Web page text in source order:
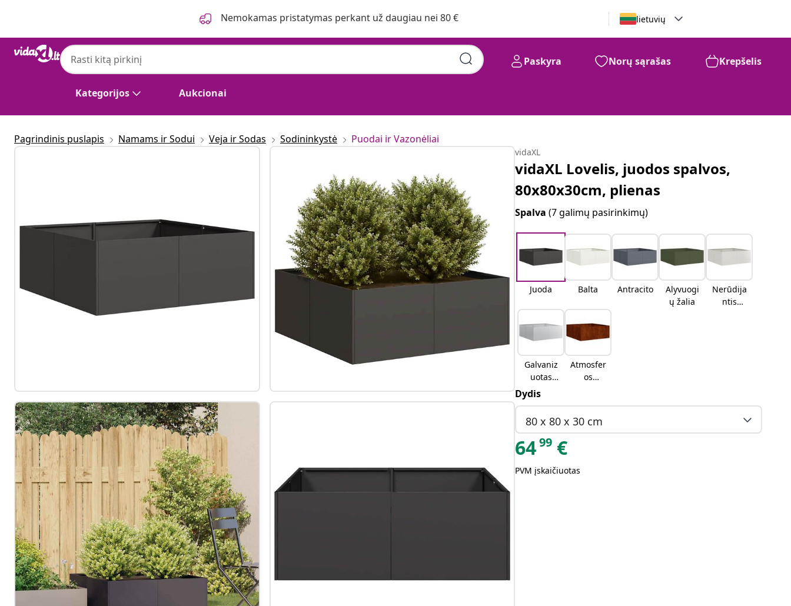
Nemokamas pristatymas perkant už daugiau nei 80 € lietuvių
Kategorijos Aukcionai
Paskyra Norų sąrašas Krepšelis
Pagrindinis puslapis Namams ir Sodui Veja ir Sodas Sodininkystė Puodai ir Vazonėliai
vidaXL
vidaXL Lovelis, juodos spalvos,
80x80x30cm, plienas
Spalva(7 galimų pasirinkimų)
Juoda Balta Antracito
Alyvuogi
ų žalia
Nerūdija
ntis
Galvaniz
uotas
plienas
Atmosfer
os
Dydis
80 x 80 x 30 cm
6499 €
PVM įskaičiuotas